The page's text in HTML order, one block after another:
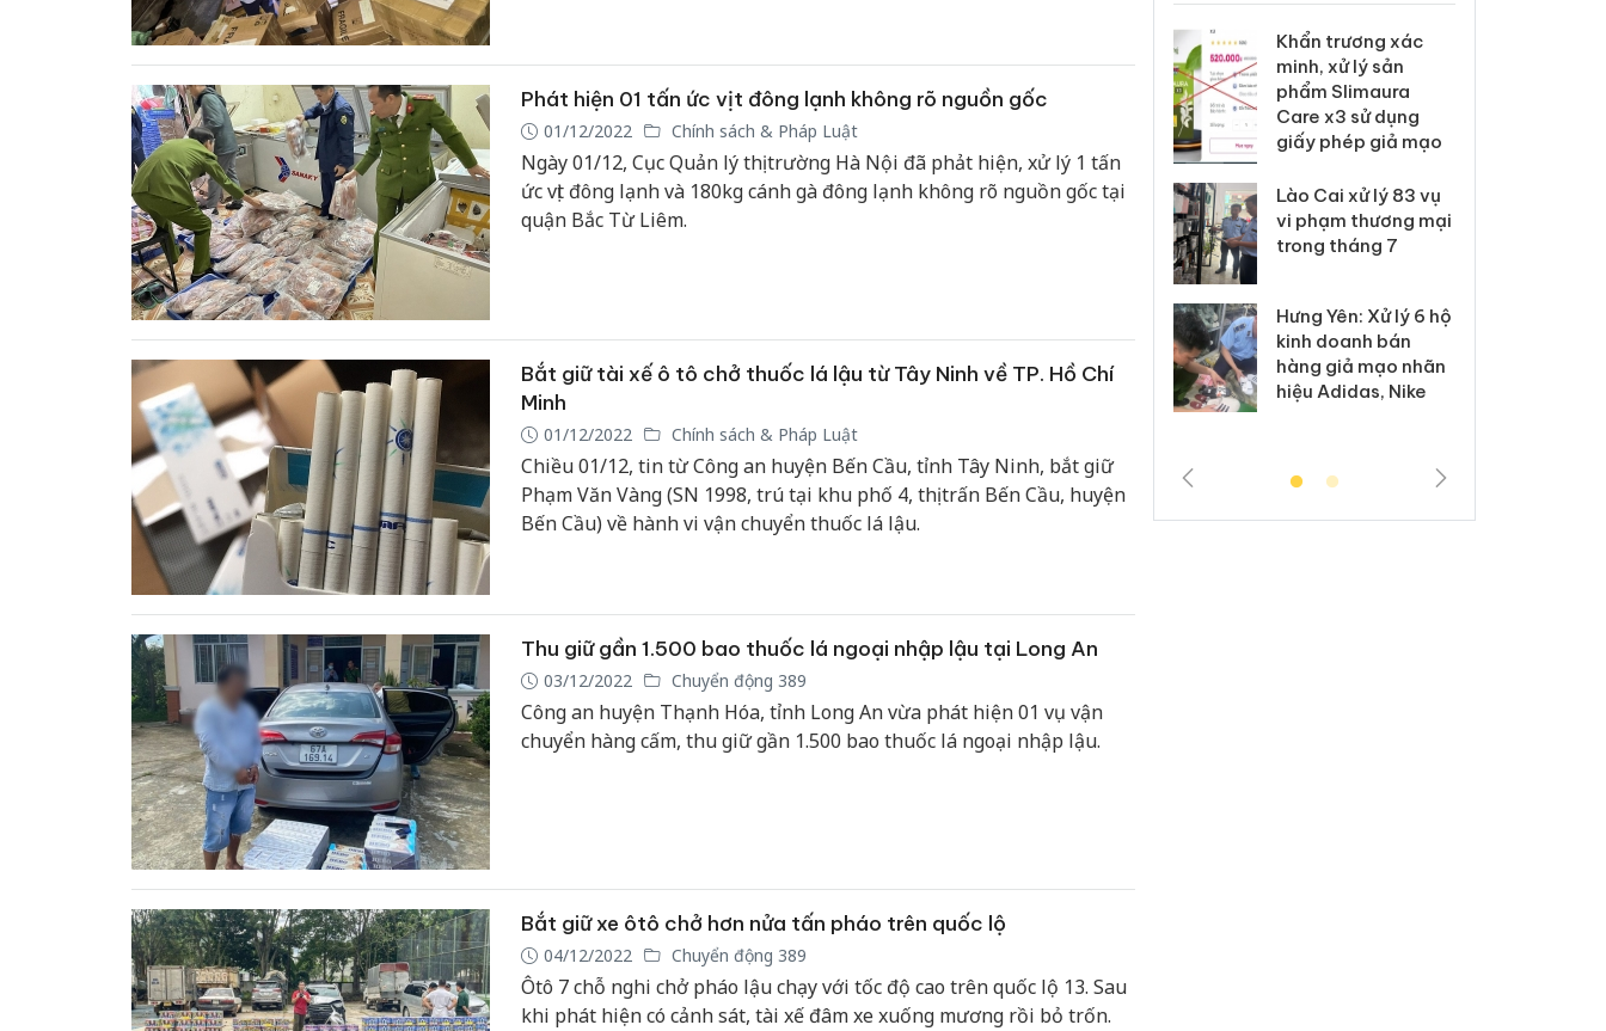
Phát hiện 01 tấn ức vịt đông lạnh không rõ nguồn gốc
01/12/2022 Chính sách & Pháp Luật
Ngày 01/12, Cục Quản lý thị trường Hà Nội đã phảt hiện, xử lý 1 tấn
ức vịt đông lạnh và 180kg cánh gà đông lạnh không rõ nguồn gốc tại
quận Bắc Từ Liêm.
Bắt giữ tài xế ô tô chở thuốc lá lậu từ Tây Ninh về TP. Hồ Chí
Minh
01/12/2022 Chính sách & Pháp Luật
Chiều 01/12, tin từ Công an huyện Bến Cầu, tỉnh Tây Ninh, bắt giữ
Phạm Văn Vàng (SN 1998, trú tại khu phố 4, thị trấn Bến Cầu, huyện
Bến Cầu) về hành vi vận chuyển thuốc lá lậu.
Thu giữ gần 1.500 bao thuốc lá ngoại nhập lậu tại Long An
03/12/2022 Chuyển động 389
Công an huyện Thạnh Hóa, tỉnh Long An vừa phát hiện 01 vụ vận
chuyển hàng cấm, thu giữ gần 1.500 bao thuốc lá ngoại nhập lậu.
Bắt giữ xe ôtô chở hơn nửa tấn pháo trên quốc lộ
04/12/2022 Chuyển động 389
Ôtô 7 chỗ nghi chở pháo lậu chạy với tốc độ cao trên quốc lộ 13. Sau
khi phát hiện có cảnh sát, tài xế đâm xe xuống mương rồi bỏ trốn.
công khai hàng
ngàn sản phẩm
nhập lậu, bảo vệ
doanh
Thanh Hóa: Tìm bị
hại trong vụ án
Khẩn trương xác
minh, xử lý sản
phẩm Slimaura
Care x3 sử dụng
giấy phép giả mạo
Lào Cai xử lý 83 vụ
vi phạm thương mại
trong tháng 7
Hưng Yên: Xử lý 6 hộ
kinh doanh bán
hàng giả mạo nhãn
hiệu Adidas, Nike